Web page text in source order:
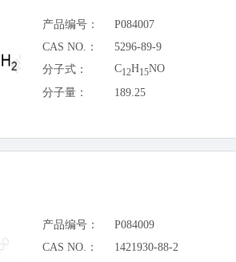
产品编号：
P084007
CAS NO.：
5296-89-9
分子式：
C12H15NO
分子量：
189.25
产品编号：
P084009
CAS NO.：
1421930-88-2